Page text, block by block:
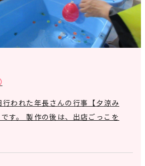
行われた年長さんの行事【夕涼み
す。 製作の後は、出店ごっこを